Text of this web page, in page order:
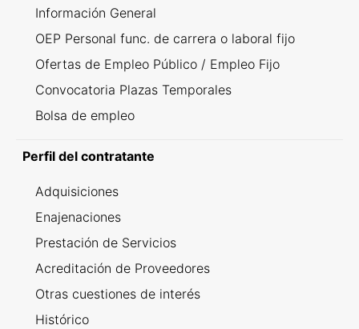
Información General
OEP Personal func. de carrera o laboral fijo
Ofertas de Empleo Público / Empleo Fijo
Convocatoria Plazas Temporales
Bolsa de empleo
Perfil del contratante
Adquisiciones
Enajenaciones
Prestación de Servicios
Acreditación de Proveedores
Otras cuestiones de interés
Histórico